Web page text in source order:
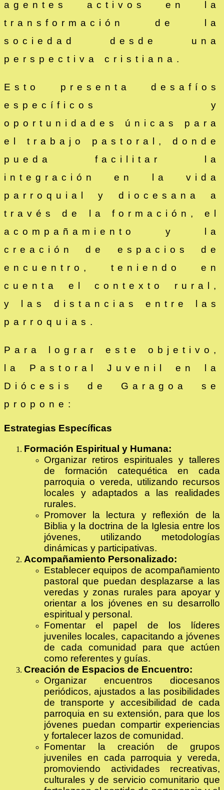
agentes activos en la
transformación de la
sociedad desde una
perspectiva cristiana.
Esto presenta desafíos
específicos y
oportunidades únicas para
el trabajo pastoral, donde
pueda facilitar la
integración en la vida
parroquial y diocesana a
través de la formación, el
acompañamiento y la
creación de espacios de
encuentro, teniendo en
cuenta el contexto rural,
y las distancias entre las
parroquias.
Para lograr este objetivo,
la Pastoral Juvenil en la
Diócesis de Garagoa se
propone:
Estrategias Específicas
Formación Espiritual y Humana:
Organizar retiros espirituales y talleres
de formación catequética en cada
parroquia o vereda, utilizando recursos
locales y adaptados a las realidades
rurales.
Promover la lectura y reflexión de la
Biblia y la doctrina de la Iglesia entre los
jóvenes, utilizando metodologías
dinámicas y participativas.
Acompañamiento Personalizado:
Establecer equipos de acompañamiento
pastoral que puedan desplazarse a las
veredas y zonas rurales para apoyar y
orientar a los jóvenes en su desarrollo
espiritual y personal.
Fomentar el papel de los líderes
juveniles locales, capacitando a jóvenes
de cada comunidad para que actúen
como referentes y guías.
Creación de Espacios de Encuentro:
Organizar encuentros diocesanos
periódicos, ajustados a las posibilidades
de transporte y accesibilidad de cada
parroquia en su extensión, para que los
jóvenes puedan compartir experiencias
y fortalecer lazos de comunidad.
Fomentar la creación de grupos
juveniles en cada parroquia y vereda,
promoviendo actividades recreativas,
culturales y de servicio comunitario que